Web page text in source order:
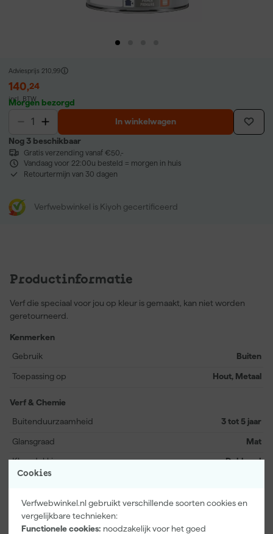
Cookies
Verfwebwinkel.nl gebruikt verschillende soorten cookies en
vergelijkbare technieken:
Functionele cookies: noodzakelijk voor het goed
Adviesprijs 210,99
140,24
incl. BTW
Morgen bezorgd
In winkelwagen
Nog 3 beschikbaar
Gratis verzending vanaf €50,-
Vandaag voor 22:00u besteld = morgen in huis
Retourtermijn van 30 dagen
Verfwebwinkel is Kiyoh gecertificeerd
Productinformatie
Verf die speciaal voor jou op kleur is gemaakt, kan niet worden
geretourneerd.
Kenmerken
Gebruik
Buiten
Toepassing op Hout, Metaal
Verf & Chemie
Buitenduurzaamheid
3 tot 5 jaar
Glansgraad Mat
Kleurdekking Dekkend
Documenten